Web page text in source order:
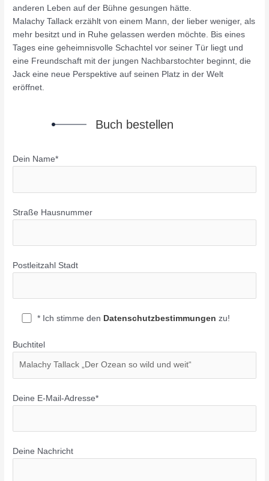
anderen Leben auf der Bühne gesungen hätte.
Malachy Tallack erzählt von einem Mann, der lieber weniger, als
mehr besitzt und in Ruhe gelassen werden möchte. Bis eines
Tages eine geheimnisvolle Schachtel vor seiner Tür liegt und
eine Freundschaft mit der jungen Nachbarstochter beginnt, die
Jack eine neue Perspektive auf seinen Platz in der Welt
eröffnet.
Buch bestellen
Dein Name*
Straße Hausnummer
Postleitzahl Stadt
* Ich stimme den Datenschutzbestimmungen zu!
Buchtitel
Deine E-Mail-Adresse*
Deine Nachricht